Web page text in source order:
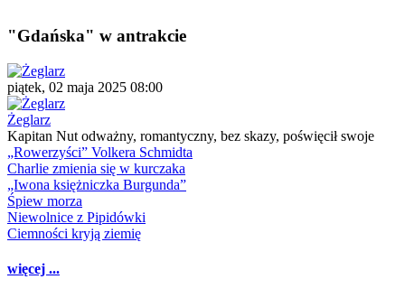
"Gdańska" w antrakcie
piątek, 02 maja 2025 08:00
Żeglarz
Kapitan Nut odważny, romantyczny, bez skazy, poświęcił swoje
„Rowerzyści” Volkera Schmidta
Charlie zmienia się w kurczaka
„Iwona księżniczka Burgunda”
Śpiew morza
Niewolnice z Pipidówki
Ciemności kryją ziemię
więcej ...